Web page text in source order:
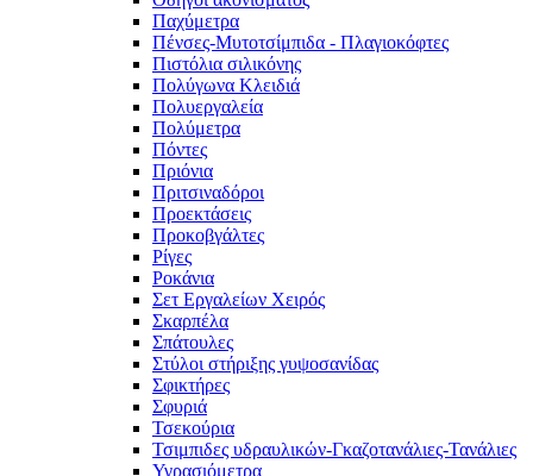
Παχύμετρα
Πένσες-Μυτοτσίμπιδα - Πλαγιοκόφτες
Πιστόλια σιλικόνης
Πολύγωνα Κλειδιά
Πολυεργαλεία
Πολύμετρα
Πόντες
Πριόνια
Πριτσιναδόροι
Προεκτάσεις
Προκοβγάλτες
Ρίγες
Ροκάνια
Σετ Εργαλείων Χειρός
Σκαρπέλα
Σπάτουλες
Στύλοι στήριξης γυψοσανίδας
Σφικτήρες
Σφυριά
Τσεκούρια
Τσιμπιδες υδραυλικών-Γκαζοτανάλιες-Τανάλιες
Υγρασιόμετρα